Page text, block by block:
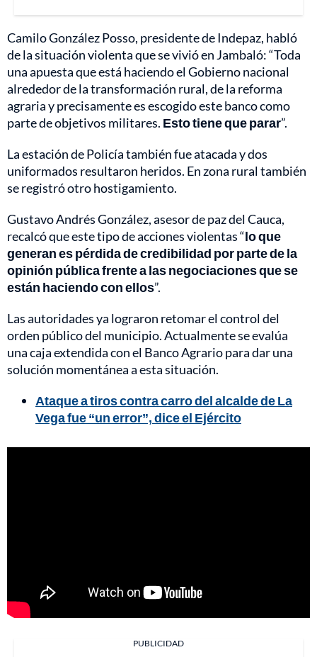
Camilo González Posso, presidente de Indepaz, habló
de la situación violenta que se vivió en Jambaló: “Toda
una apuesta que está haciendo el Gobierno nacional
alrededor de la transformación rural, de la reforma
agraria y precisamente es escogido este banco como
parte de objetivos militares. Esto tiene que parar”.
La estación de Policía también fue atacada y dos
uniformados resultaron heridos. En zona rural también
se registró otro hostigamiento.
Gustavo Andrés González, asesor de paz del Cauca,
recalcó que este tipo de acciones violentas “lo que
generan es pérdida de credibilidad por parte de la
opinión pública frente a las negociaciones que se
están haciendo con ellos”.
Las autoridades ya lograron retomar el control del
orden público del municipio. Actualmente se evalúa
una caja extendida con el Banco Agrario para dar una
solución momentánea a esta situación.
Ataque a tiros contra carro del alcalde de La
Vega fue “un error”, dice el Ejército
PUBLICIDAD